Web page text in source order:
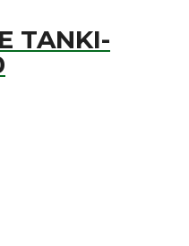
TANKI-